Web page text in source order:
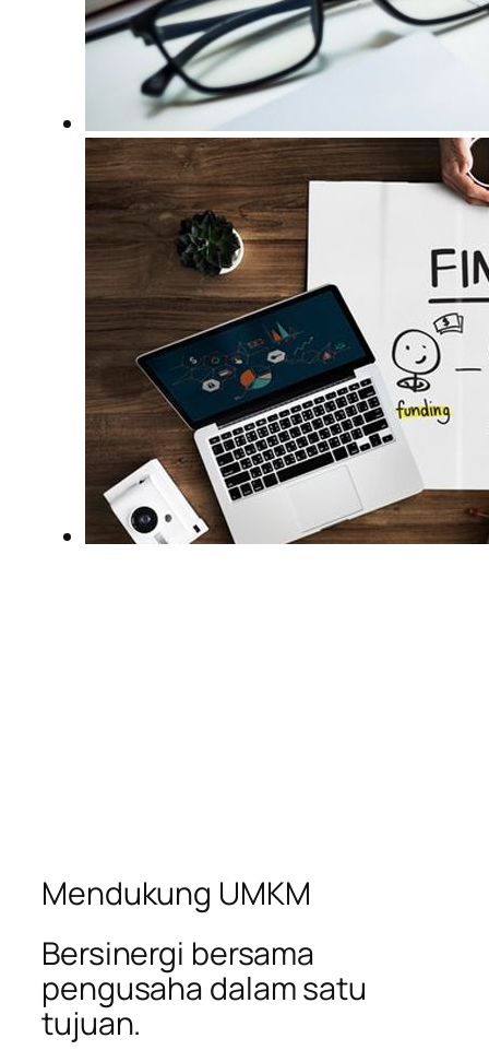
Mendukung UMKM
Bersinergi bersama
pengusaha dalam satu
tujuan.